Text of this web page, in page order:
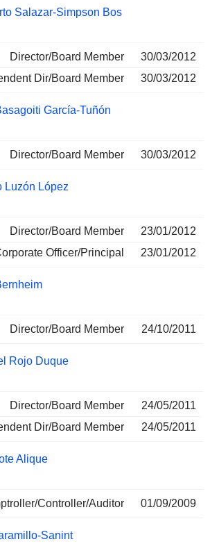
Salazar-Simpson Bos
Director/Board Member
30/03/2012
Dir/Board Member
30/03/2012
García-Tuñón
Director/Board Member 30/03/2012
Luzón López
Director/Board Member
23/01/2012
Officer/Principal
23/01/2012
Director/Board Member 24/10/2011
Rojo Duque
Director/Board Member
24/05/2011
Dir/Board Member
24/05/2011
Alique
Controller/Auditor 01/09/2009
Sanint